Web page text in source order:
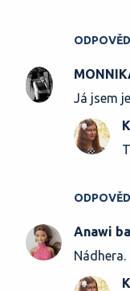
Já jsem
Anawi